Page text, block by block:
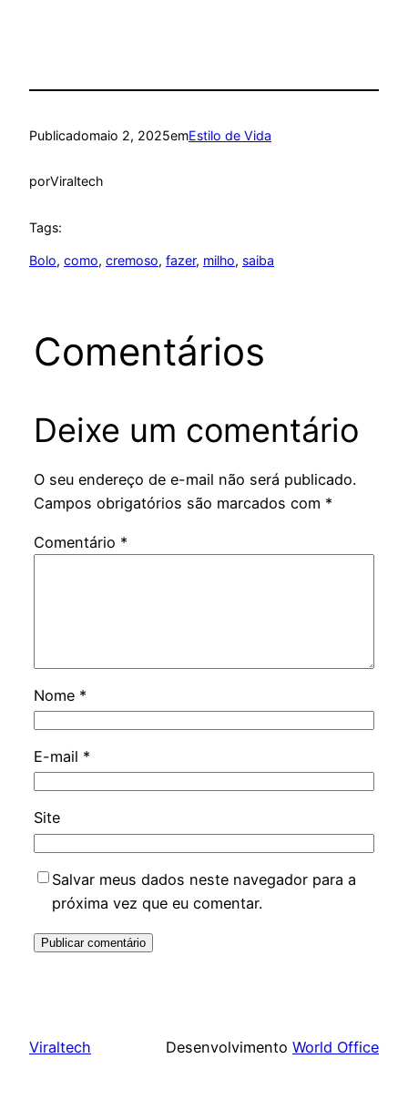
Publicadomaio 2, 2025emEstilo de Vida
porViraltech
Tags:
Bolo, como, cremoso, fazer, milho, saiba
Comentários
Deixe um comentário
O seu endereço de e-mail não será publicado.
Campos obrigatórios são marcados com *
Comentário *
Nome *
E-mail *
Site
Salvar meus dados neste navegador para a
próxima vez que eu comentar.
Viraltech Desenvolvimento World Office